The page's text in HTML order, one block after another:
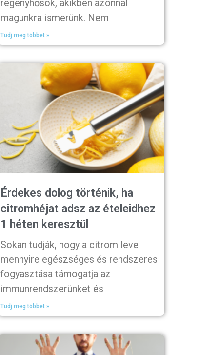
regényhősök, akikben azonnal
magunkra ismerünk. Nem
Tudj meg többet »
Érdekes dolog történik, ha
citromhéjat adsz az ételeidhez
1 héten keresztül
Sokan tudják, hogy a citrom leve
mennyire egészséges és rendszeres
fogyasztása támogatja az
immunrendszerünket és
Tudj meg többet »